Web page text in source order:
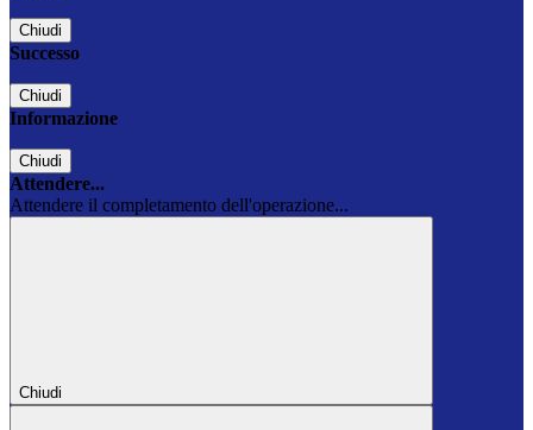
Chiudi
Successo
Chiudi
Informazione
Chiudi
Attendere...
Attendere il completamento dell'operazione...
Chiudi